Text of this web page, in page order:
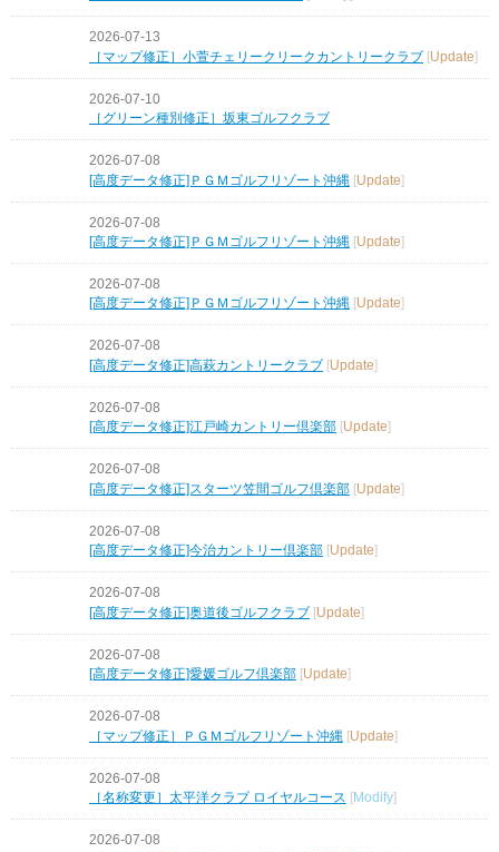
2026-07-13
［マップ修正］小萱チェリークリークカントリークラブ [Update]
2026-07-10
［グリーン種別修正］坂東ゴルフクラブ
2026-07-08
[高度データ修正]ＰＧＭゴルフリゾート沖縄 [Update]
2026-07-08
[高度データ修正]ＰＧＭゴルフリゾート沖縄 [Update]
2026-07-08
[高度データ修正]ＰＧＭゴルフリゾート沖縄 Update
2026-07-08
[高度データ修正]高萩カントリークラブ [Update]
2026-07-08
[高度データ修正]江戸崎カントリー倶楽部 Update
2026-07-08
[高度データ修正]スターツ笠間ゴルフ倶楽部 [Update]
2026-07-08
[高度データ修正]今治カントリー倶楽部 Update
2026-07-08
[高度データ修正]奥道後ゴルフクラブ [Update]
2026-07-08
[高度データ修正]愛媛ゴルフ倶楽部 Update
2026-07-08
［マップ修正］ＰＧＭゴルフリゾート沖縄 [Update]
2026-07-08
［名称変更］太平洋クラブ ロイヤルコース [Modify]
2026-07-08